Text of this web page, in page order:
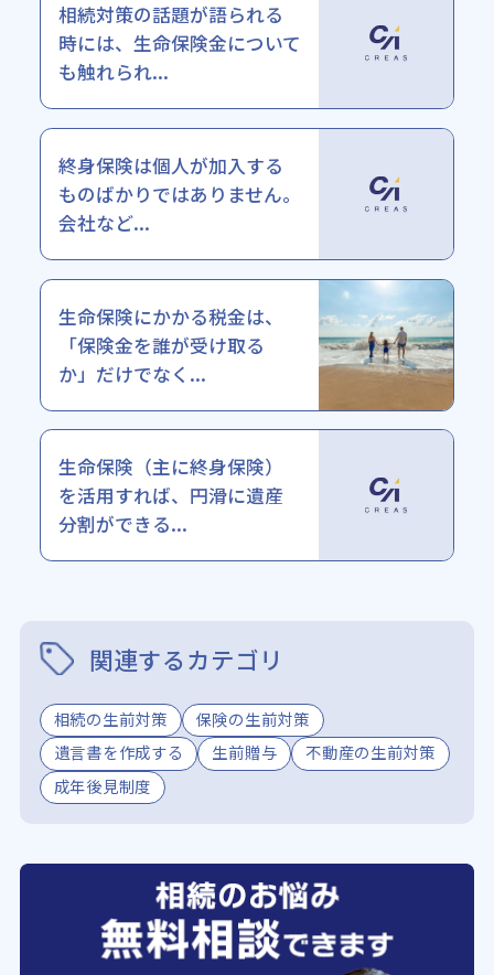
相続対策の話題が語られる
時には、生命保険金について
も触れられ...
終身保険は個人が加入する
ものばかりではありません。
会社など...
生命保険にかかる税金は、
「保険金を誰が受け取る
か」だけでなく...
生命保険（主に終身保険）
を活用すれば、円滑に遺産
分割ができる...
関連するカテゴリ
相続の生前対策
保険の生前対策
遺言書を作成する
生前贈与
不動産の生前対策
成年後見制度